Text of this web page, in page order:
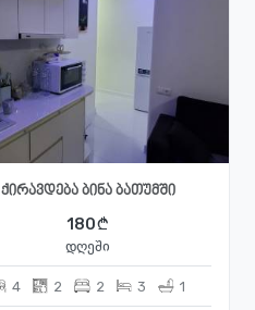
ქირავდება ბინა ბათუმში
180
დღეში
4 2 2 3 1